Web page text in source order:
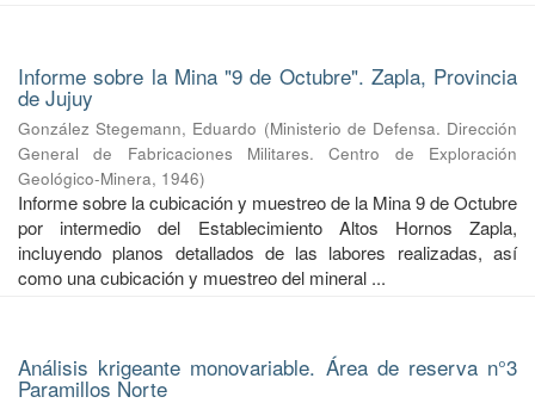
Informe sobre la Mina "9 de Octubre". Zapla, Provincia
de Jujuy
González Stegemann, Eduardo (Ministerio de Defensa. Dirección
General de Fabricaciones Militares. Centro de Exploración
Geológico-Minera, 1946)
Informe sobre la cubicación y muestreo de la Mina 9 de Octubre
por intermedio del Establecimiento Altos Hornos Zapla,
incluyendo planos detallados de las labores realizadas, así
como una cubicación y muestreo del mineral ...
Análisis krigeante monovariable. Área de reserva n°3
Paramillos Norte